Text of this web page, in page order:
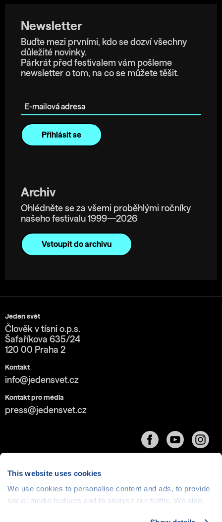
This website uses cookies
We use cookies to personalise content and ads, to provide
social media features and to analyse our traffic. We also
Newsletter
Buďte mezi prvními, kdo se dozví všechny
důležité novinky.
Párkrát před festivalem vám pošleme
newsletter o tom, na co se můžete těšit.
Archiv
Ohlédněte se za všemi proběhlými ročníky
našeho festivalu 1999—2026
Vstoupit do archivu
Jeden svět
Člověk v tísni o.p.s.
Šafaříkova 635/24
120 00 Praha 2
Kontakt
info@jedensvet.cz
Kontakt pro média
press@jedensvet.cz
Cookies| © 1999-2026 Člověk v tísni o.p.s., web běží